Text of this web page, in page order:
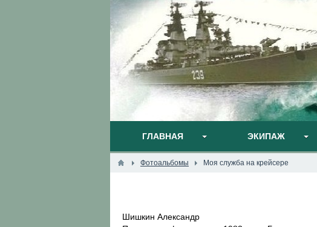
ГЛАВНАЯ ЭКИПАЖ
Фотоальбомы Моя служба на крейсере
Шишкин Александр